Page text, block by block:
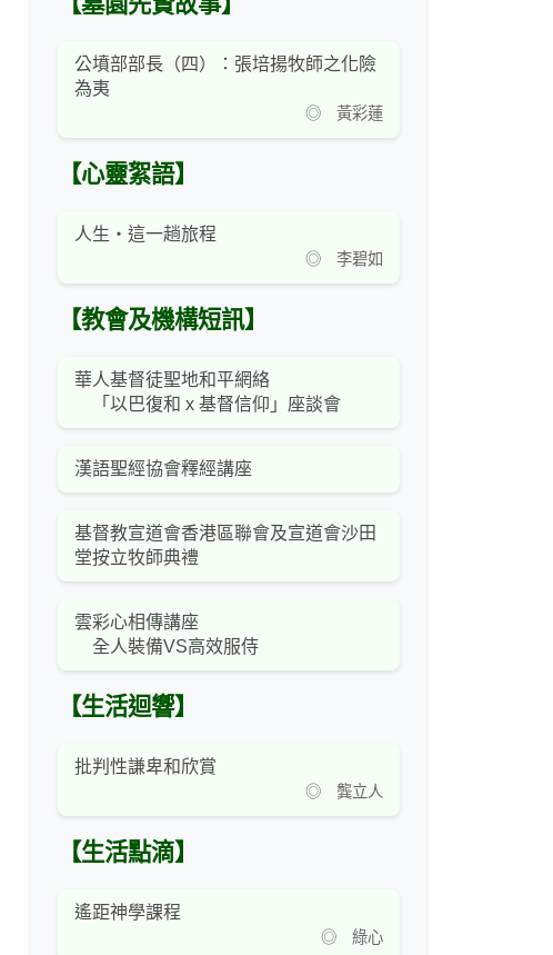
公墳部部長（四）：張培揚牧師之化險
為夷
◎ 黃彩蓮
【心靈絮語】
人生‧這一趟旅程
◎ 李碧如
【教會及機構短訊】
華人基督徒聖地和平網絡
「以巴復和 x 基督信仰」座談會
漢語聖經協會釋經講座
基督教宣道會香港區聯會及宣道會沙田
堂按立牧師典禮
雲彩心相傳講座
全人裝備VS高效服侍
【生活迴響】
批判性謙卑和欣賞
◎ 龔立人
【生活點滴】
遙距神學課程
◎ 綠心